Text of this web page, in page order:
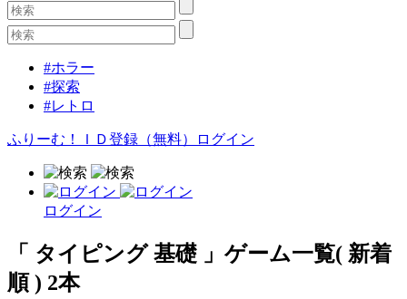
#ホラー
#探索
#レトロ
ふりーむ！ＩＤ登録（無料） ログイン
ログイン
「 タイピング 基礎 」ゲーム一覧( 新着
順 ) 2本